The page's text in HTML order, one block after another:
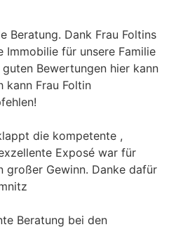
Beratung. Dank Frau Foltins
für unsere Familie
Bewertungen hier kann
kann Frau Foltin
die kompetente ,
Exposé war für
großer Gewinn. Danke dafür
Beratung bei den